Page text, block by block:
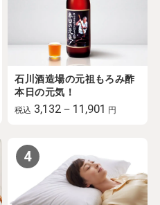
石川酒造場の元祖もろみ酢
本日の元気！
税込 3,132－11,901 円
4